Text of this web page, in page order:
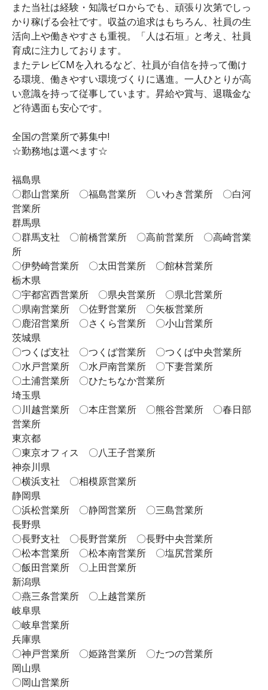
また当社は経験・知識ゼロからでも、頑張り次第でしっ
かり稼げる会社です。収益の追求はもちろん、社員の生
活向上や働きやすさも重視。「人は石垣」と考え、社員
育成に注力しております。
またテレビCMを入れるなど、社員が自信を持って働け
る環境、働きやすい環境づくりに邁進。一人ひとりが高
い意識を持って従事しています。昇給や賞与、退職金な
ど待遇面も安心です。
全国の営業所で募集中!
☆勤務地は選べます☆
福島県
〇郡山営業所 〇福島営業所 〇いわき営業所 〇白河
営業所
群馬県
〇群馬支社 〇前橋営業所 〇高前営業所 〇高崎営業
所
〇伊勢崎営業所 〇太田営業所 〇館林営業所
栃木県
〇宇都宮西営業所 〇県央営業所 〇県北営業所
〇県南営業所 〇佐野営業所 〇矢板営業所
〇鹿沼営業所 〇さくら営業所 〇小山営業所
茨城県
〇つくば支社 〇つくば営業所 〇つくば中央営業所
〇水戸営業所 〇水戸南営業所 〇下妻営業所
〇土浦営業所 〇ひたちなか営業所
埼玉県
〇川越営業所 〇本庄営業所 〇熊谷営業所 〇春日部
営業所
東京都
〇東京オフィス 〇八王子営業所
神奈川県
〇横浜支社 〇相模原営業所
静岡県
〇浜松営業所 〇静岡営業所 〇三島営業所
長野県
〇長野支社 〇長野営業所 〇長野中央営業所
〇松本営業所 〇松本南営業所 〇塩尻営業所
〇飯田営業所 〇上田営業所
新潟県
〇燕三条営業所 〇上越営業所
岐阜県
〇岐阜営業所
兵庫県
〇神戸営業所 〇姫路営業所 〇たつの営業所
岡山県
〇岡山営業所